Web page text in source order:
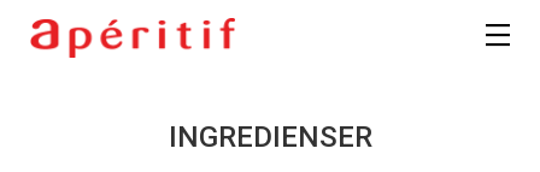
INGREDIENSER